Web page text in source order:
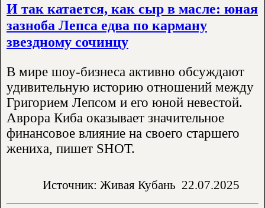
И так катается, как сыр в масле: юная
зазноба Лепса едва по карману
звездному сочинцу
В мире шоу-бизнеса активно обсуждают
удивительную историю отношений между
Григорием Лепсом и его юной невестой.
Аврора Киба оказывает значительное
финансовое влияние на своего старшего
жениха, пишет SHOT.
Источник: Живая Кубань 22.07.2025